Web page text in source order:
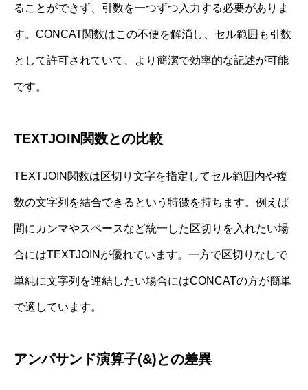
ることができず、引数を一つずつ入力する必要がありま
す。CONCAT関数はこの不便を解消し、セル範囲も引数
として許可されていて、より簡潔で効率的な記述が可能
です。
TEXTJOIN関数との比較
TEXTJOIN関数は区切り文字を指定してセル範囲内や複
数の文字列を結合できるという特徴を持ちます。例えば
間にカンマやスペースなど統一した区切りを入れたい場
合にはTEXTJOINが優れています。一方で区切りなしで
単純に文字列を連結したい場合にはCONCATの方が簡単
で適しています。
アンパサンド演算子(&)との差異